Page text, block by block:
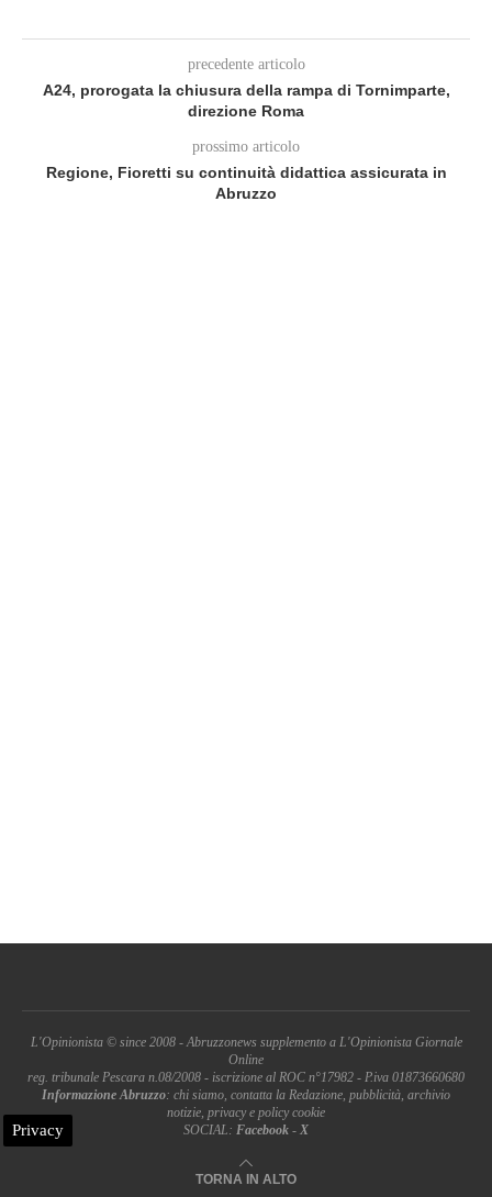
precedente articolo
A24, prorogata la chiusura della rampa di Tornimparte,
direzione Roma
prossimo articolo
Regione, Fioretti su continuità didattica assicurata in
Abruzzo
L'Opinionista © since 2008 - Abruzzonews supplemento a L'Opinionista Giornale
Online
reg. tribunale Pescara n.08/2008 - iscrizione al ROC n°17982 - P.iva 01873660680
Informazione Abruzzo: chi siamo, contatta la Redazione, pubblicità, archivio
notizie, privacy e policy cookie
SOCIAL: Facebook - X
Privacy
TORNA IN ALTO